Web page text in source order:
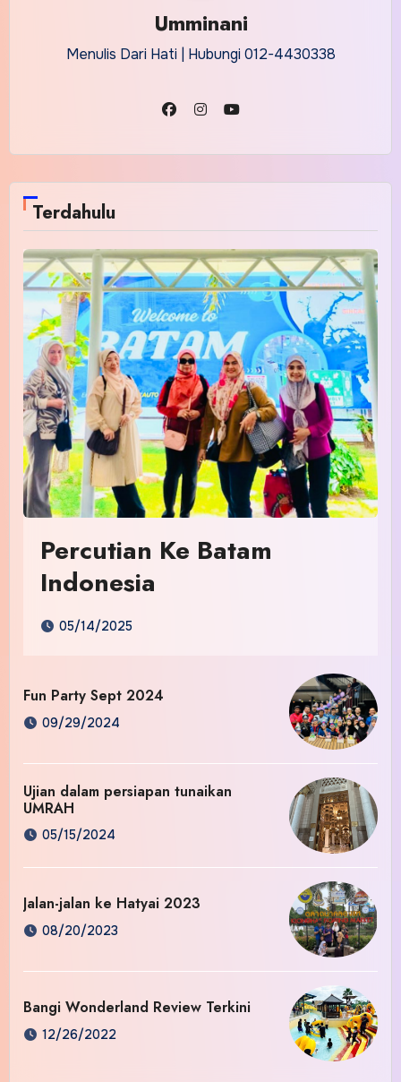
Umminani
Menulis Dari Hati | Hubungi 012-4430338
Terdahulu
Percutian Ke Batam
Indonesia
05/14/2025
Fun Party Sept 2024
09/29/2024
Ujian dalam persiapan tunaikan
UMRAH
05/15/2024
Jalan-jalan ke Hatyai 2023
08/20/2023
Bangi Wonderland Review Terkini
12/26/2022